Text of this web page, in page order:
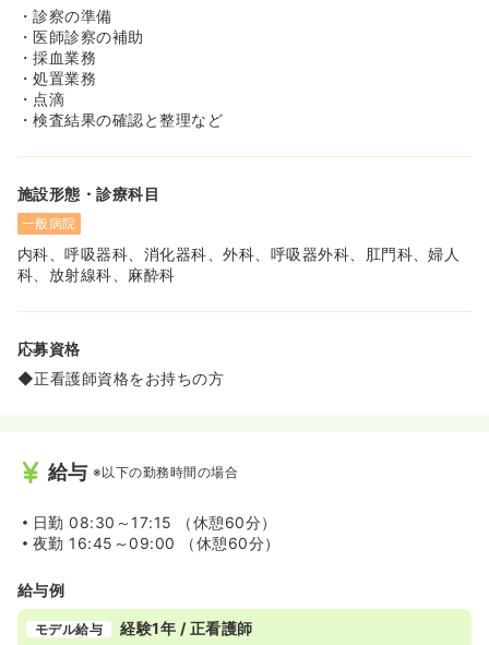
◆卒後1年間は、無理をせず皆さんのペースに合わせ仕事
をしながら学んでいけるようにプログラムを組んでいただ
けます！
◆プリセプターの指導のもと、ゆとりを持って安心して学
んでいける環境づくりを心がけています。なお。当院では
院内研修だけでなく院外の研修会や学会への参加も積極的
◆認定看護師資格の取得や大学院への進学などのがん看護
ます。（院外・認定看護師資格取得等についての助成制度
がございます）
≪フォロー体制が充実しています≫
◆「みんなで育てる風土」が根付いており、新卒の離職率
て頂けます。
◆ラダーは5段階導入されており、個人に合わせて教育し
ていただける環境が整っています！
・診察の準備
・医師診察の補助
・採血業務
・処置業務
・点滴
・検査結果の確認と整理など
施設形態・診療科目
一般病院
内科、呼吸器科、消化器科、外科、呼吸器外科、肛門科、婦人
科、放射線科、麻酔科
応募資格
◆正看護師資格をお持ちの方
給与 ※以下の勤務時間の場合
日勤 08:30～17:15 （休憩60分）
夜勤 16:45～09:00 （休憩60分）
給与例
モデル給与 経験1年 / 正看護師